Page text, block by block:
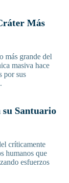
Más
más grande del
masiva hace
por sus
su Santuario
críticamente
humanos que
esfuerzos